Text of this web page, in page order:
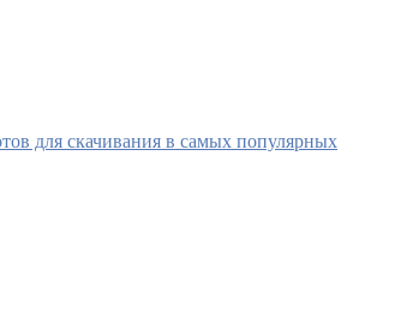
для скачивания в самых популярных